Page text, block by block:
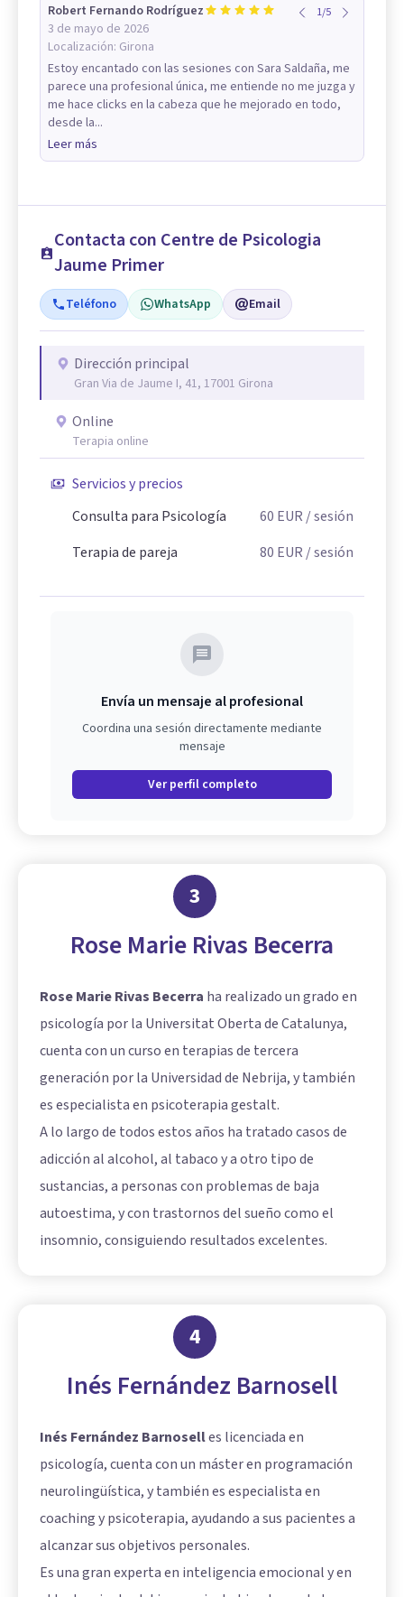
Robert Fernando Rodríguez
3 de mayo de 2026
Localización: Girona
1/5
Estoy encantado con las sesiones con Sara Saldaña, me
parece una profesional única, me entiende no me juzga y
me hace clicks en la cabeza que he mejorado en todo,
desde la...
Leer más
Contacta con Centre de Psicologia
Jaume Primer
Teléfono WhatsApp Email
Dirección principal
Gran Via de Jaume I, 41, 17001 Girona
Online
Terapia online
Servicios y precios
Consulta para Psicología
60 EUR / sesión
Terapia de pareja
80 EUR / sesión
Envía un mensaje al profesional
Coordina una sesión directamente mediante
mensaje
Ver perfil completo
3
Rose Marie Rivas Becerra
Rose Marie Rivas Becerra ha realizado un grado en
psicología por la Universitat Oberta de Catalunya,
cuenta con un curso en terapias de tercera
generación por la Universidad de Nebrija, y también
es especialista en psicoterapia gestalt.
A lo largo de todos estos años ha tratado casos de
adicción al alcohol, al tabaco y a otro tipo de
sustancias, a personas con problemas de baja
autoestima, y con trastornos del sueño como el
insomnio, consiguiendo resultados excelentes.
4
Inés Fernández Barnosell
Inés Fernández Barnoselles licenciada en
psicología, cuenta con un máster en programación
neurolingüística, y también es especialista en
coaching y psicoterapia, ayudando a sus pacientes a
alcanzar sus objetivos personales.
Es una gran experta en inteligencia emocional y en